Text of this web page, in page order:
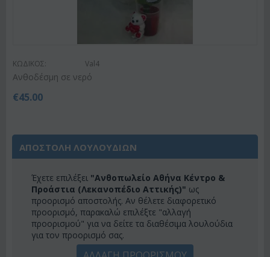
ΚΩΔΙΚΟΣ: Val4
Ανθοδέσμη σε νερό
€45.00
ΑΠΟΣΤΟΛΗ ΛΟΥΛΟΥΔΙΩΝ
Έχετε επιλέξει "Ανθοπωλείο Αθήνα Κέντρο &
Προάστια (Λεκανοπέδιο Αττικής)" ως
προορισμό αποστολής. Αν θέλετε διαφορετικό
προορισμό, παρακαλώ επιλέξτε "αλλαγή
προορισμού" για να δείτε τα διαθέσιμα λουλούδια
για τον προορισμό σας.